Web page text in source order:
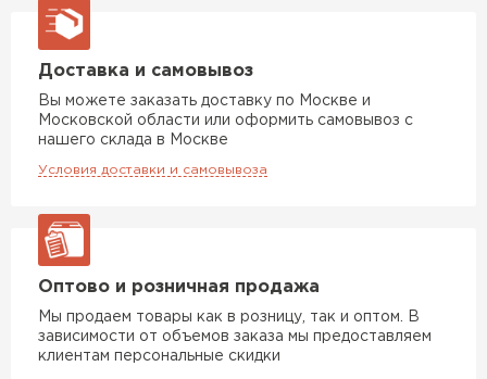
Доставка и самовывоз
Вы можете заказать доставку по Москве и
Московской области или оформить самовывоз с
нашего склада в Москве
Условия доставки и самовывоза
Оптово и розничная продажа
Мы продаем товары как в розницу, так и оптом. В
зависимости от объемов заказа мы предоставляем
клиентам персональные скидки